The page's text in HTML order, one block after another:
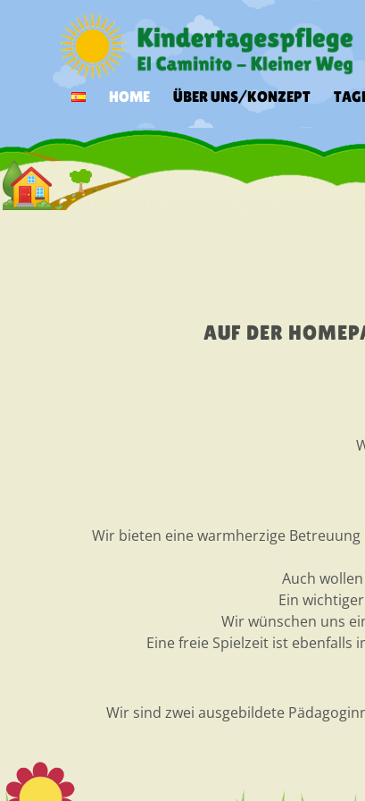
HOME ÜBER UNS/KONZEPT
AUF DER
Wir bieten eine warmherzige
Auch
Ein
Wir wünschen uns
Eine freie Spielzeit ist ebenfalls
Wir sind zwei ausgebildete